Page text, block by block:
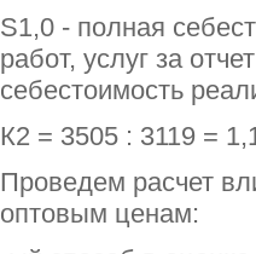
S1,0 - полная
работ, услуг за
себестоимость
К2 = 3505 : 3119 =
Проведем расчет
оптовым ценам: